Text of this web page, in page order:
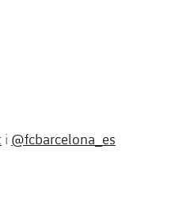
i @fcbarcelona_es